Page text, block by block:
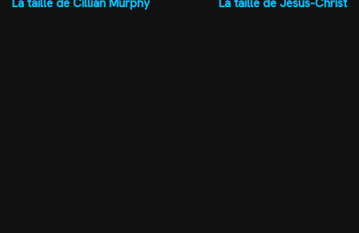
La taille de Cillian Murphy La taille de Jésus-Christ